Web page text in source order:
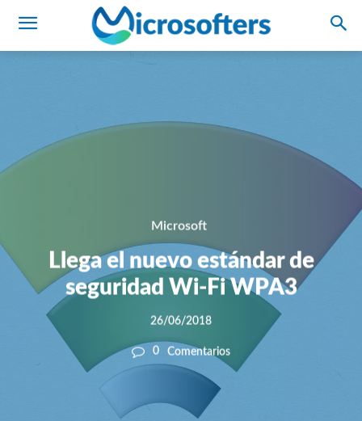
Microsoft
Llega el nuevo estándar de
seguridad Wi-Fi WPA3
26/06/2018
0 Comentarios